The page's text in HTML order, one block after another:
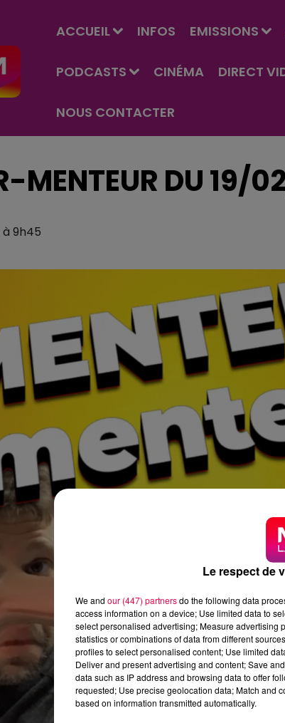
ACCUEIL INFOS EMISSIONS
PODCASTS CINÉMA DIRECT
NOUS CONTACTER
MENTEUR DU 19/
à 9h45
Le respect de
We and our (447) partnersdo the following data
access information on a device; Use limited data to
select personalised advertising; Measure advertising
statistics or combinations of data from different
profiles to select personalised content; Use limited
Deliver and present advertising and content; Save
data such as IP address and browsing data to offer
requested; Use precise geolocation data; Match and
based on information transmitted automatically.